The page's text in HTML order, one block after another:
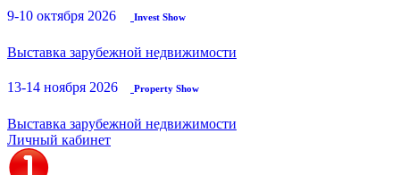
9-10 октября 2026 Invest Show
Выставка зарубежной недвижимости
13-14 ноября 2026 Property Show
Выставка зарубежной недвижимости
Личный кабинет